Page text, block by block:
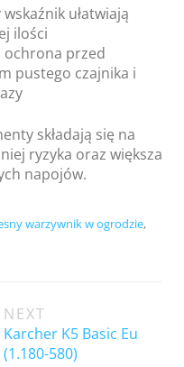
ułatwiają
ilości
ochrona przed
pustego czajnika i
składają się na
ryzyka oraz większa
napojów.
warzywnik w ogrodzie,
NEXT
Karcher K5 Basic Eu
(1.180-580)